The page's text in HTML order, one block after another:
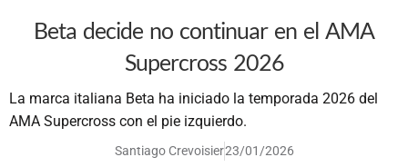
Beta decide no continuar en el AMA
Supercross 2026
La marca italiana Beta ha iniciado la temporada 2026 del
AMA Supercross con el pie izquierdo.
Santiago Crevoisier23/01/2026